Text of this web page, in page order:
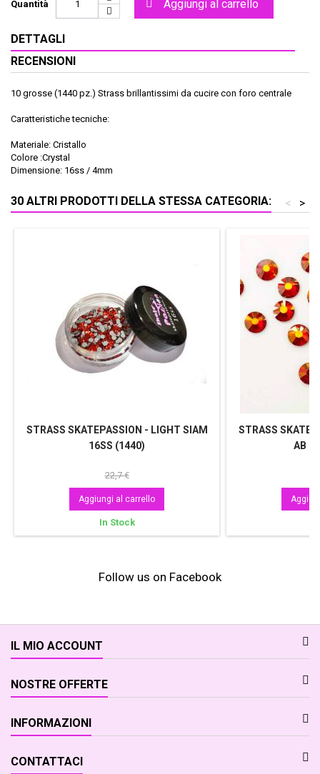
Quantità Aggiungi al carrello
DETTAGLI
RECENSIONI
10 grosse (1440 pz.) Strass brillantissimi da cucire con foro centrale
Caratteristiche tecniche:
Materiale: Cristallo
Colore :Crystal
Dimensione: 16ss / 4mm
30 ALTRI PRODOTTI DELLA STESSA CATEGORIA: >
<
STRASS SKATEPASSION - LIGHT SIAM
16SS (1440)
22,7 €
Aggiungi al carrello
In Stock
STRASS
AB
Follow us on Facebook
IL MIO ACCOUNT
NOSTRE OFFERTE
INFORMAZIONI
CONTATTACI